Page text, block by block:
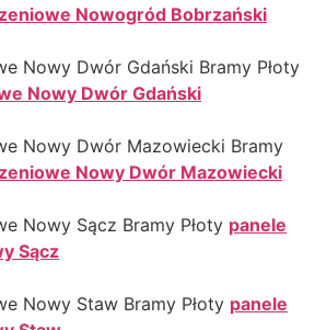
Nowogród Bobrzański
Nowy Dwór Gdański Bramy Płoty
Nowy Dwór Gdański
Nowy Dwór Mazowiecki Bramy
Nowy Dwór Mazowiecki
Nowy Sącz Bramy Płoty panele
Sącz
Nowy Staw Bramy Płoty panele